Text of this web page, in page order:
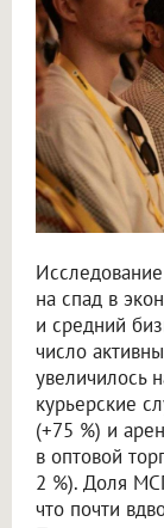
на спад в
и средний
число
увеличилось
курьерские
(+75 %) и
в оптовой
2 %). Доля
что почти